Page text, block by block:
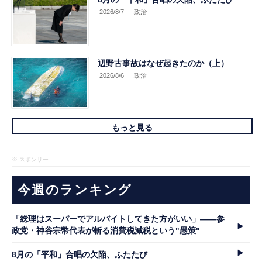
2026/8/7 .政治
辺野古事故はなぜ起きたのか（上）
2026/8/6 .政治
もっと見る
※ スポンサー
今週のランキング
「総理はスーパーでアルバイトしてきた方がいい」――参
政党・神谷宗幣代表が斬る消費税減税という"愚策"
8月の「平和」合唱の欠陥、ふたたび